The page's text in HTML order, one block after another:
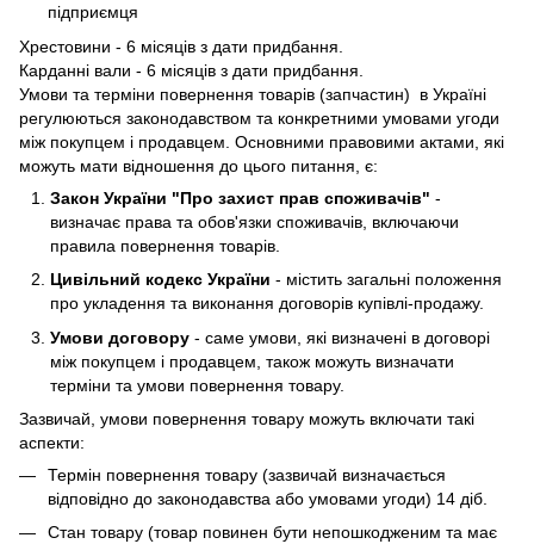
підприємця
Хрестовини - 6 місяців з дати придбання.
Карданні вали - 6 місяців з дати придбання.
Умови та терміни повернення товарів (запчастин) в Україні
регулюються законодавством та конкретними умовами угоди
між покупцем і продавцем. Основними правовими актами, які
можуть мати відношення до цього питання, є:
Закон України "Про захист прав споживачів" -
визначає права та обов'язки споживачів, включаючи
правила повернення товарів.
Цивільний кодекс України - містить загальні положення
про укладення та виконання договорів купівлі-продажу.
Умови договору - саме умови, які визначені в договорі
між покупцем і продавцем, також можуть визначати
терміни та умови повернення товару.
Зазвичай, умови повернення товару можуть включати такі
аспекти:
Термін повернення товару (зазвичай визначається
відповідно до законодавства або умовами угоди) 14 діб.
Стан товару (товар повинен бути непошкодженим та має